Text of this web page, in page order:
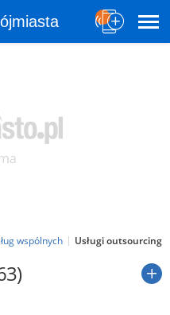
wspólnych Usługi outsourcing